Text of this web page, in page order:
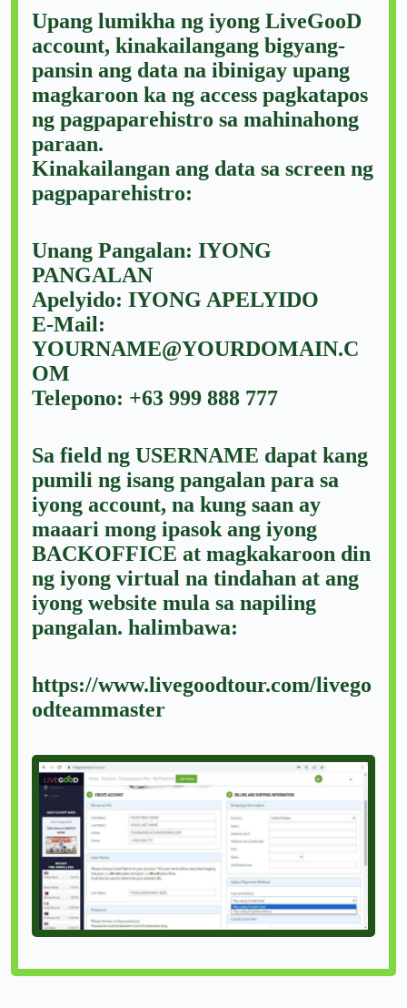
Upang lumikha ng iyong LiveGooD
account, kinakailangang bigyang-
pansin ang data na ibinigay upang
magkaroon ka ng access pagkatapos
ng pagpaparehistro sa mahinahong
paraan.
Kinakailangan ang data sa screen ng
pagpaparehistro:
Unang Pangalan: IYONG
PANGALAN
Apelyido: IYONG APELYIDO
E-Mail:
YOURNAME@YOURDOMAIN.C
OM
Telepono: +63 999 888 777
Sa field ng USERNAME dapat kang
pumili ng isang pangalan para sa
iyong account, na kung saan ay
maaari mong ipasok ang iyong
BACKOFFICE at magkakaroon din
ng iyong virtual na tindahan at ang
iyong website mula sa napiling
pangalan. halimbawa:
https://www.livegoodtour.com/livego
odteammaster